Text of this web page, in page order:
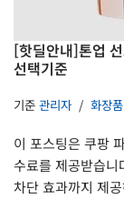
[핫딜안내]톤업
선택기준
기준 관리자 화장
이 포스팅은 쿠팡
수료를 제공받습니
차단 효과까지 제